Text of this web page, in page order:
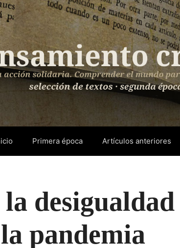
Primera época Artículos anteriores
desigualdad
pandemia